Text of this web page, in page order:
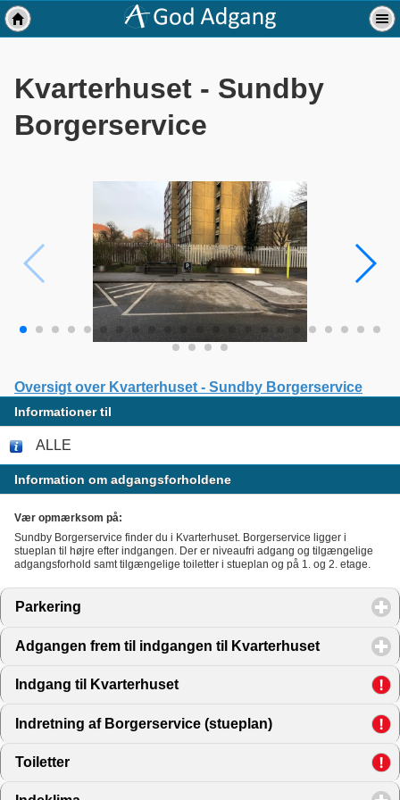
Kvarterhuset - Sundby
Borgerservice
Oversigt over Kvarterhuset - Sundby Borgerservice
Informationer til
ALLE
Information om adgangsforholdene
Vær opmærksom på:
Sundby Borgerservice finder du i Kvarterhuset. Borgerservice ligger i
stueplan til højre efter indgangen. Der er niveaufri adgang og tilgængelige
adgangsforhold samt tilgængelige toiletter i stueplan og på 1. og 2. etage.
Parkering
Adgangen frem til indgangen til Kvarterhuset click to
Indgang til Kvarterhuset
Indretning af Borgerservice (stueplan) click to expand
Toiletter